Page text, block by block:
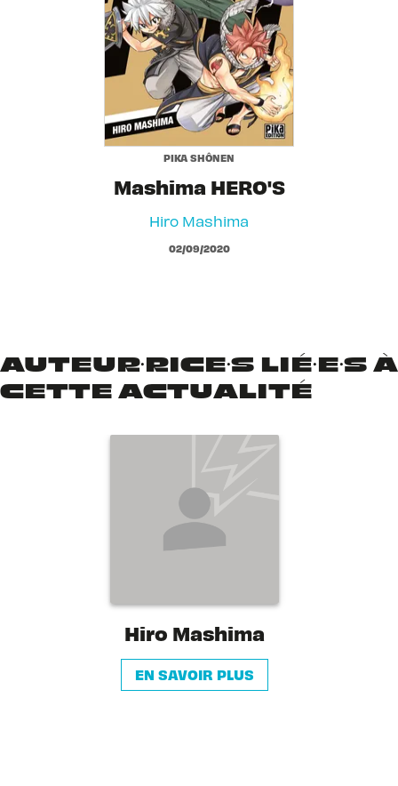
PIKA SHÔNEN
Mashima HERO'S
Hiro Mashima
02/09/2020
AUTEUR·RICE·S LIÉ·E·S À
CETTE ACTUALITÉ
Hiro Mashima
EN SAVOIR PLUS